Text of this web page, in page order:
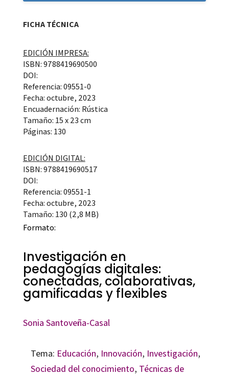
FICHA TÉCNICA
EDICIÓN IMPRESA:
ISBN: 9788419690500
DOI:
Referencia: 09551-0
Fecha: octubre, 2023
Encuadernación: Rústica
Tamaño: 15 x 23 cm
Páginas: 130
EDICIÓN DIGITAL:
ISBN: 9788419690517
DOI:
Referencia: 09551-1
Fecha: octubre, 2023
Tamaño: 130 (2,8 MB)
Formato:
Investigación en
pedagogías digitales:
conectadas, colaborativas,
gamificadas y flexibles
Sonia Santoveña-Casal
Tema: Educación, Innovación, Investigación,
Sociedad del conocimiento, Técnicas de